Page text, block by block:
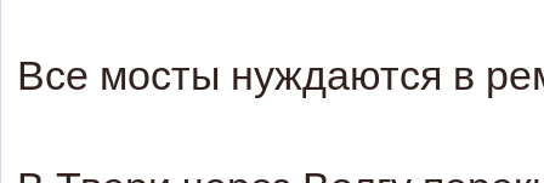
Все мосты нуждаются в